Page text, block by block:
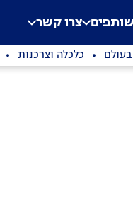
צרו קשר
כלכלה וצרכנות